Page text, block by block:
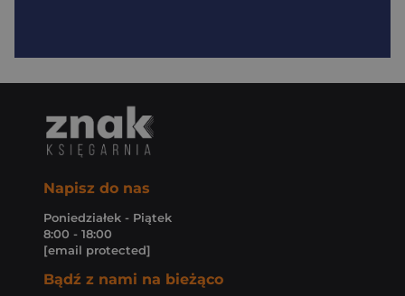
Napisz do nas
Poniedziałek - Piątek
8:00 - 18:00
[email protected]
Bądź z nami na bieżąco